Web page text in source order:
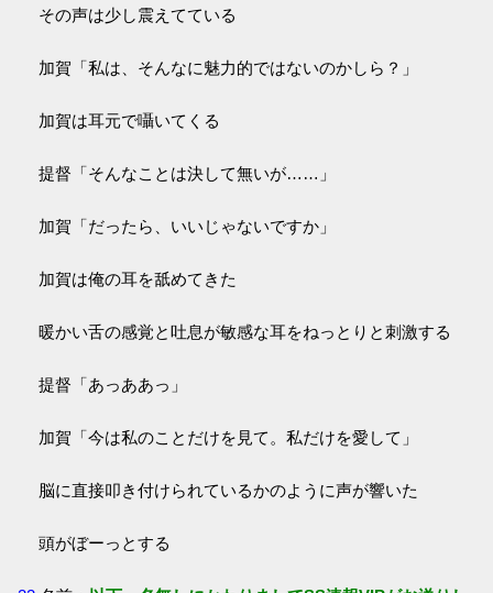
その声は少し震えてている
加賀「私は、そんなに魅力的ではないのかしら？」
加賀は耳元で囁いてくる
提督「そんなことは決して無いが……」
加賀「だったら、いいじゃないですか」
加賀は俺の耳を舐めてきた
暖かい舌の感覚と吐息が敏感な耳をねっとりと刺激する
提督「あっああっ」
加賀「今は私のことだけを見て。私だけを愛して」
脳に直接叩き付けられているかのように声が響いた
頭がぼーっとする